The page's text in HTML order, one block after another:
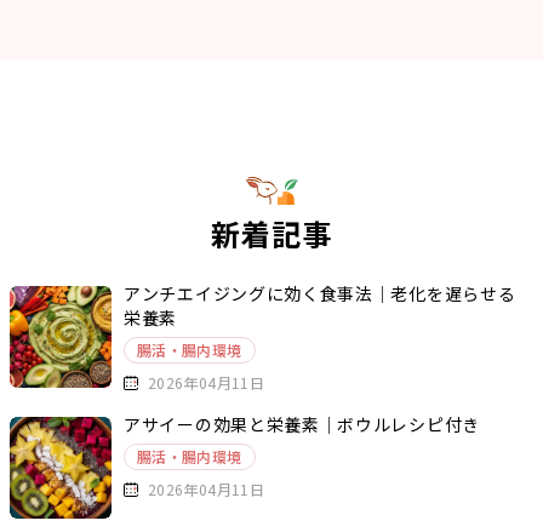
新着記事
アンチエイジングに効く食事法｜老化を遅らせる
栄養素
腸活・腸内環境
2026年04月11日
アサイーの効果と栄養素｜ボウルレシピ付き
腸活・腸内環境
2026年04月11日